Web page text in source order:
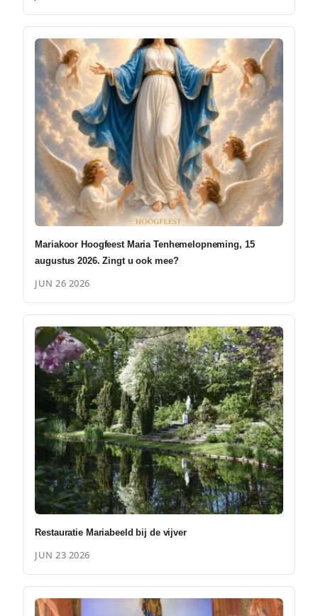
Mariakoor Hoogfeest Maria Tenhemelopneming, 15
augustus 2026. Zingt u ook mee?
JUN 26 2026
Restauratie Mariabeeld bij de vijver
JUN 23 2026